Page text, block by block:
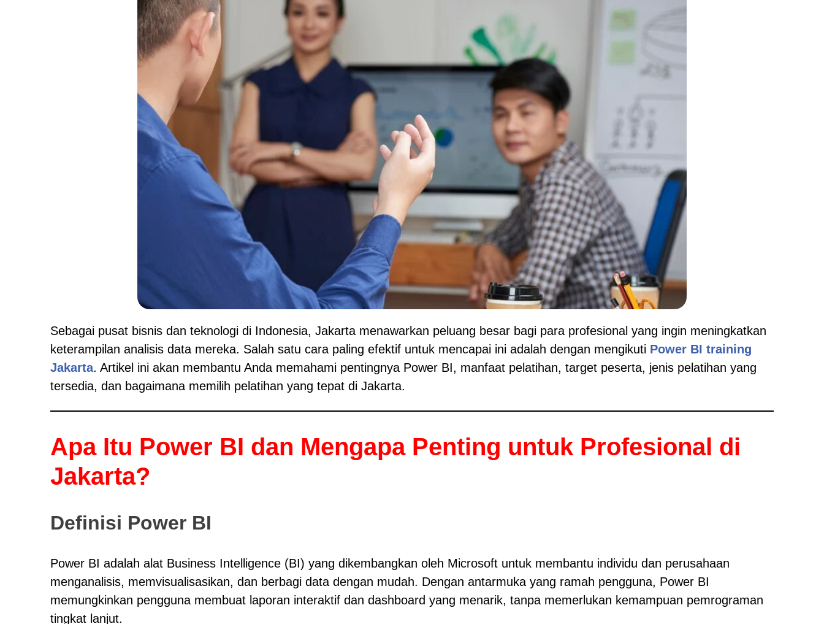
Sebagai pusat bisnis dan teknologi di Indonesia, Jakarta menawarkan peluang besar bagi para profesional yang ingin meningkatkan
keterampilan analisis data mereka. Salah satu cara paling efektif untuk mencapai ini adalah dengan mengikuti Power BI training
Jakarta. Artikel ini akan membantu Anda memahami pentingnya Power BI, manfaat pelatihan, target peserta, jenis pelatihan yang
tersedia, dan bagaimana memilih pelatihan yang tepat di Jakarta.
Apa Itu Power BI dan Mengapa Penting untuk Profesional di
Jakarta?
Definisi Power BI
Power BI adalah alat Business Intelligence (BI) yang dikembangkan oleh Microsoft untuk membantu individu dan perusahaan
menganalisis, memvisualisasikan, dan berbagi data dengan mudah. Dengan antarmuka yang ramah pengguna, Power BI
memungkinkan pengguna membuat laporan interaktif dan dashboard yang menarik, tanpa memerlukan kemampuan pemrograman
tingkat lanjut.